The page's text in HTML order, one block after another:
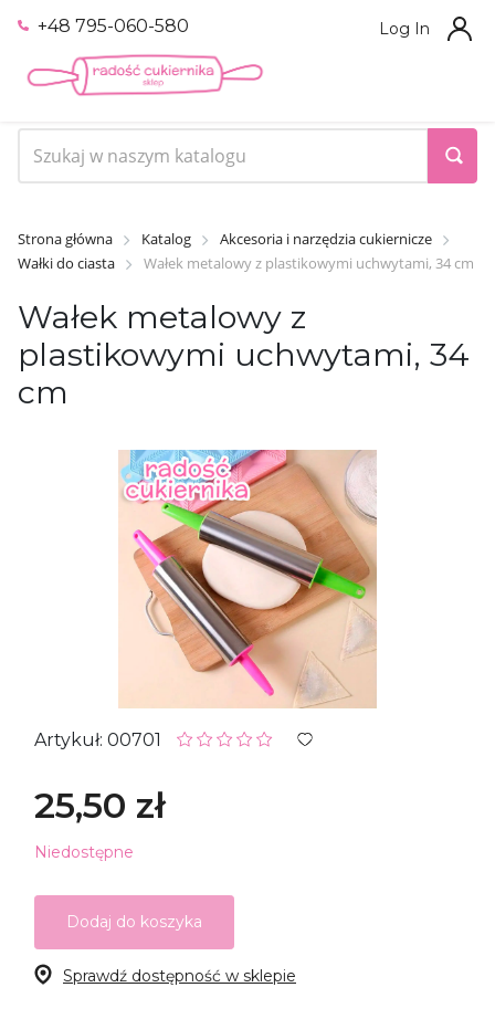
+48 795-060-580 Log In
Strona główna Katalog
Akcesoria i narzędzia cukiernicze
Wałki do ciasta
Wałek metalowy z plastikowymi uchwytami, 34 cm
Wałek metalowy z
plastikowymi uchwytami, 34
cm
Artykuł: 00701
25,50 zł
Niedostępne
Dodaj do koszyka
Sprawdź dostępność w sklepie